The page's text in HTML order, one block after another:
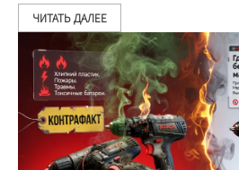
ЧИТАТЬ ДАЛЕЕ